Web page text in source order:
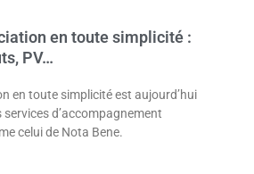
en toute simplicité :
PV…
en toute simplicité est aujourd’hui
services d’accompagnement
celui de Nota Bene.